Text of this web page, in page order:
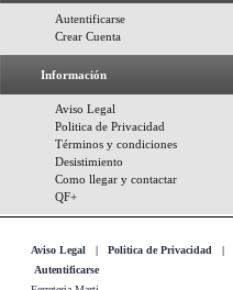
Autentificarse
Crear Cuenta
Información
Aviso Legal
Politica de Privacidad
Términos y condiciones
Desistimiento
Como llegar y contactar
QF+
Aviso Legal | Politica de Privacidad |
Autentificarse